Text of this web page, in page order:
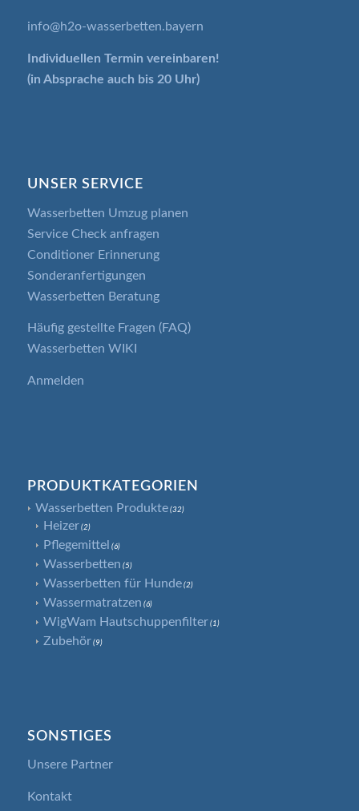
info@h2o-wasserbetten.bayern
Individuellen Termin vereinbaren!
(in Absprache auch bis 20 Uhr)
UNSER SERVICE
Wasserbetten Umzug planen
Service Check anfragen
Conditioner Erinnerung
Sonderanfertigungen
Wasserbetten Beratung
Häufig gestellte Fragen (FAQ)
Wasserbetten WIKI
Anmelden
PRODUKTKATEGORIEN
Wasserbetten Produkte (32)
Heizer (2)
Pflegemittel (6)
Wasserbetten (5)
Wasserbetten für Hunde (2)
Wassermatratzen (6)
WigWam Hautschuppenfilter (1)
Zubehör (9)
SONSTIGES
Unsere Partner
Kontakt